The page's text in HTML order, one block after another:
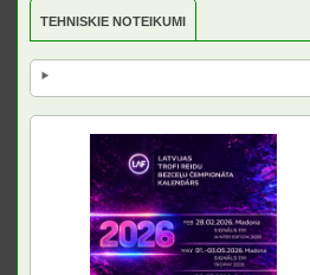
TEHNISKIE NOTEIKUMI